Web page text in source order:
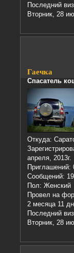
Последний
Вторник, 28
Гаечка
Спасатель
Откуда:
апреля, 2013г.
Приглашений:
Сообщений:
Пол: Женский
Провел на
2 месяца 11
Последний
Вторник, 28